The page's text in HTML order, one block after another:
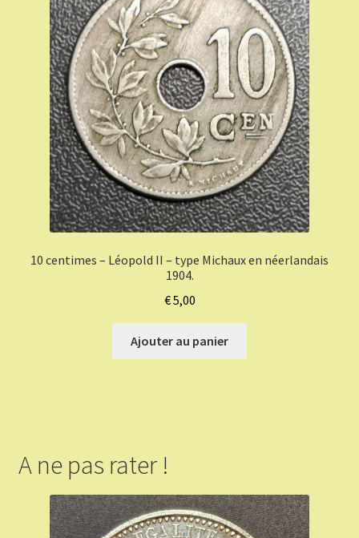
10 centimes – Léopold II – type Michaux en néerlandais
1904.
€5,00
Ajouter au panier
A ne pas rater !